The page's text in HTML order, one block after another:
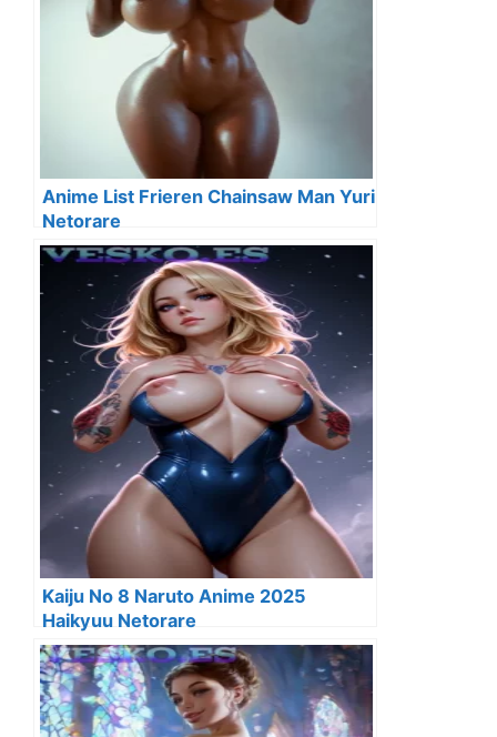
Anime List Frieren Chainsaw Man Yuri
Netorare
Kaiju No 8 Naruto Anime 2025
Haikyuu Netorare